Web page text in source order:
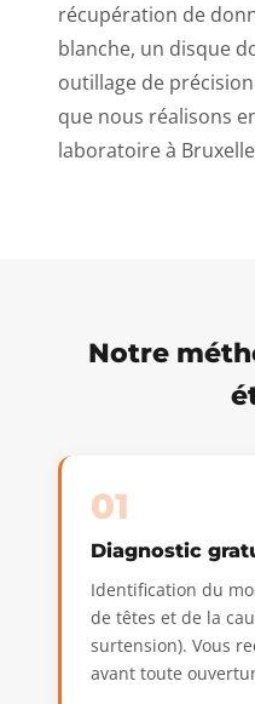
récupération de
blanche, un disque
outillage de
que nous réalisons
laboratoire à
Notre
01
Diagnostic
Identification du
de têtes et de la
surtension). Vous
avant toute